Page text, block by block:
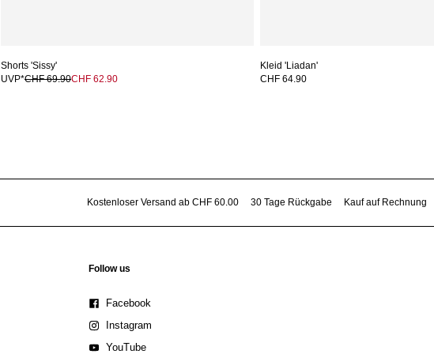
Shorts 'Sissy'
UVP*CHF 69.90CHF 62.90
Kleid 'Liadan'
CHF 64.90
Kostenloser Versand ab CHF 60.00 30 Tage Rückgabe Kauf auf Rechnung
Follow us
Facebook
Instagram
YouTube